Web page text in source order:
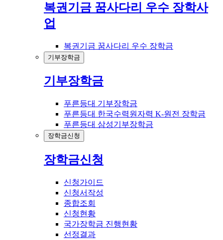
복권기금 꿈사다리 우수 장학사
업
복권기금 꿈사다리 우수 장학금
기부장학금
기부장학금
푸른등대 기부장학금
푸른등대 한국수력원자력 K-원전 장학금
푸른등대 삼성기부장학금
장학금신청
장학금신청
신청가이드
신청서작성
종합조회
신청현황
국가장학금 진행현황
선정결과